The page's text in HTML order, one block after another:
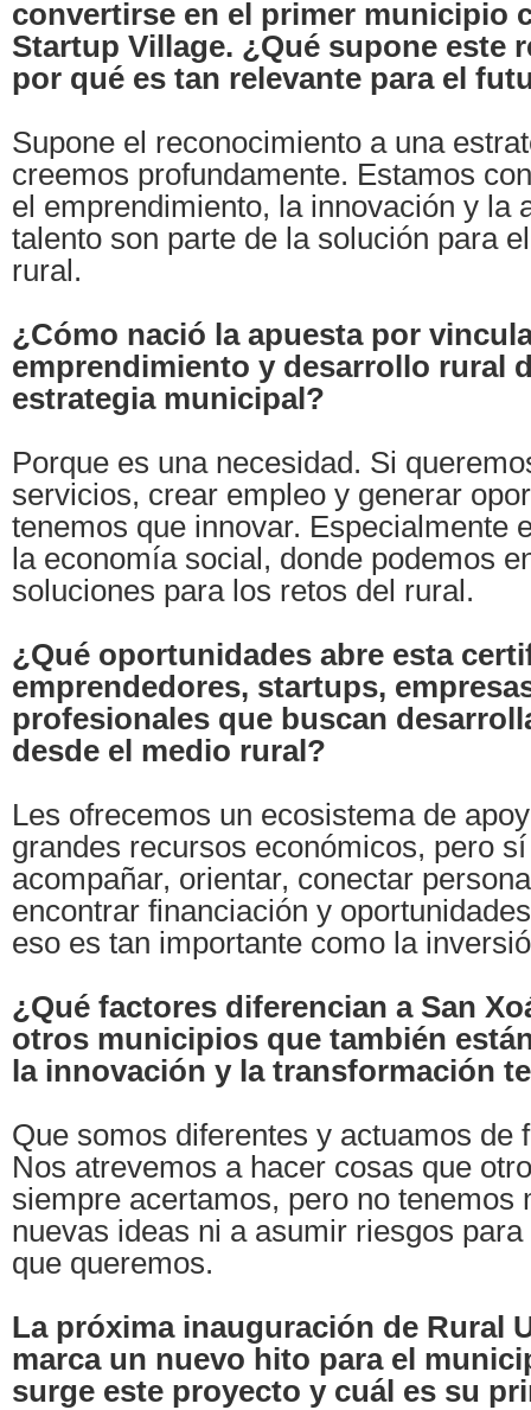
convertirse en el primer municipio
Startup Village. ¿Qué supone este
por qué es tan relevante para el
Supone el reconocimiento a una
creemos profundamente. Estamos
el emprendimiento, la innovación y la
talento son parte de la solución para
rural.
¿Cómo nació la apuesta por
emprendimiento y desarrollo rural
estrategia municipal?
Porque es una necesidad. Si
servicios, crear empleo y generar
tenemos que innovar. Especialmente
la economía social, donde podemos
soluciones para los retos del rural.
¿Qué oportunidades abre esta
emprendedores, startups,
profesionales que buscan
desde el medio rural?
Les ofrecemos un ecosistema de
grandes recursos económicos, pero
acompañar, orientar, conectar
encontrar financiación y
eso es tan importante como la
¿Qué factores diferencian a San
otros municipios que también
la innovación y la transformación
Que somos diferentes y actuamos de
Nos atrevemos a hacer cosas que
siempre acertamos, pero no tenemos
nuevas ideas ni a asumir riesgos
que queremos.
La próxima inauguración de Rural
marca un nuevo hito para el
surge este proyecto y cuál es su